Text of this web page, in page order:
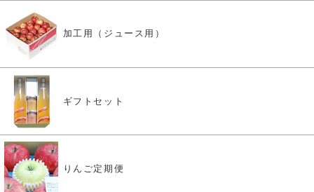
加工用（ジュース用）
ギフトセット
りんご定期便